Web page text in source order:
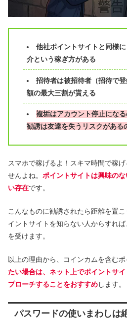
他社ポイントサイトと同様
介という稼ぎ方がある
招待者は被招待者（招待で
額の最大三割が貰える
複垢はアカウント停止にな
勧誘は友達を失うリスクがある
スマホで稼げるよ！スキマ時間で稼
せんよね。 ポイントサイトは興味の
い存在です。
こんなものに勧誘されたら距離を置
イントサイトを知らない人からすれ
を受けます。
以上の理由から、コインカムを含む
たい場合は、ネット上でポイントサ
プローチすることをおすすめします。
パスワードの使いまわしは